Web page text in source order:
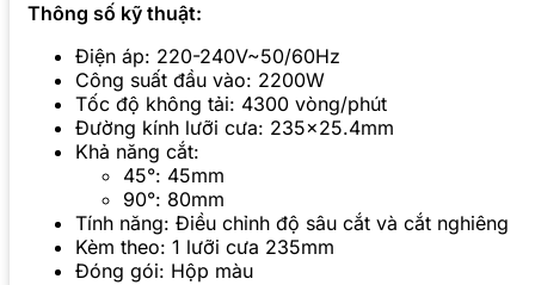
Thông số kỹ thuật:
Điện áp: 220-240V~50/60Hz
Công suất đầu vào: 2200W
Tốc độ không tải: 4300 vòng/phút
Đường kính lưỡi cưa: 235×25.4mm
Khả năng cắt:
45°: 45mm
90°: 80mm
Tính năng: Điều chỉnh độ sâu cắt và cắt nghiêng
Kèm theo: 1 lưỡi cưa 235mm
Đóng gói: Hộp màu